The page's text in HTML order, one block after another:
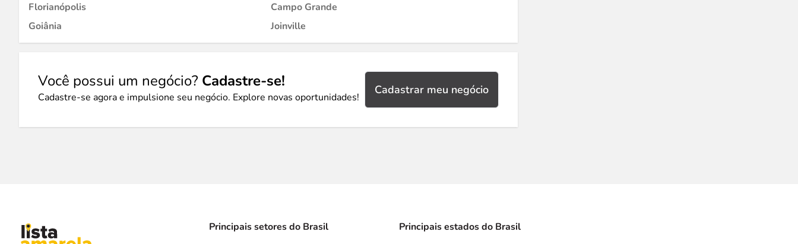
Florianópolis
Campo Grande
Goiânia
Joinville
Você possui um negócio? Cadastre-se!
Cadastre-se agora e impulsione seu negócio. Explore novas oportunidades!
Cadastrar meu negócio
Principais setores do Brasil Principais estados do Brasil